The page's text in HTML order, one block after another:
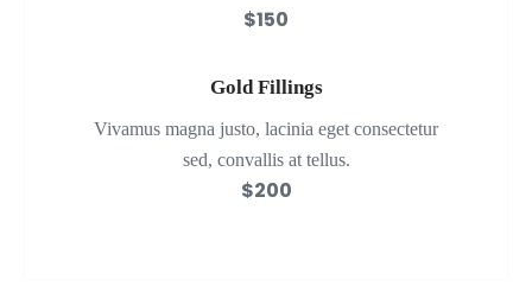
$150
Gold Fillings
Vivamus magna justo, lacinia eget consectetur
sed, convallis at tellus.
$200